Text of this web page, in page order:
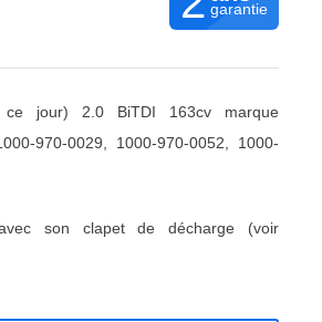
garantie
ce jour) 2.0 BiTDI 163cv marque
970-0029, 1000-970-0052, 1000-
son clapet de décharge (voir